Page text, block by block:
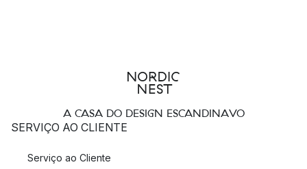
A CASA DO DESIGN ESCANDINAVO
SERVIÇO AO CLIENTE
Serviço ao Cliente